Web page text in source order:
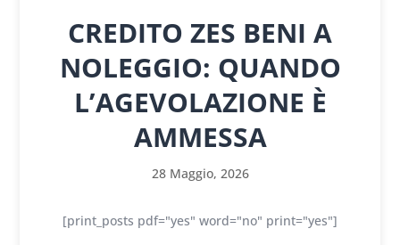
CREDITO ZES BENI A
NOLEGGIO: QUANDO
L’AGEVOLAZIONE È
AMMESSA
28 Maggio, 2026
[print_posts pdf="yes" word="no" print="yes"]